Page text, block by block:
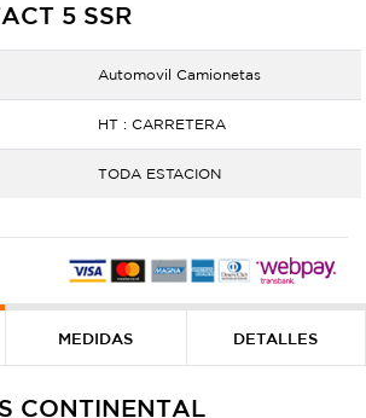
5 SSR
Automovil Camionetas
HT : CARRETERA
TODA ESTACION
MEDIDAS DETALLES
CONTINENTAL